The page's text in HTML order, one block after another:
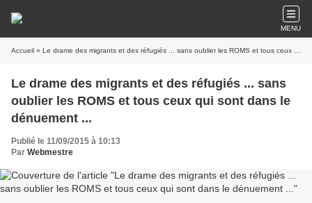
MENU
Accueil » Le drame des migrants et des réfugiés ... sans oublier les ROMS et tous ceux qui sont dans le dénuement ...
Le drame des migrants et des réfugiés ... sans
oublier les ROMS et tous ceux qui sont dans le
dénuement ...
Publié le 11/09/2015 à 10:13
Par Webmestre